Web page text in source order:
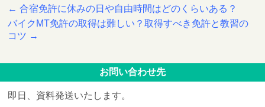
← 合宿免許に休みの日や自由時間はどのくらいある？
バイクMT免許の取得は難しい？取得すべき免許と教習の
コツ →
お問い合わせ先
即日、資料発送いたします。